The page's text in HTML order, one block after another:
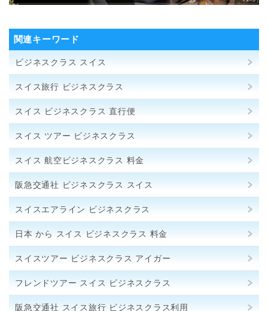
関連キーワード
ビジネスクラス スイス
スイス旅行 ビジネスクラス
スイス ビジネスクラス 直行便
スイス ツアー ビジネスクラス
スイス 航空ビジネスクラス 料金
阪急交通社 ビジネスクラス スイス
スイスエアライン ビジネスクラス
日本 から スイス ビジネスクラス 料金
スイスツアー ビジネスクラス アイガー
フレンドツアー スイス ビジネスクラス
阪急交通社 スイス旅行 ビジネスクラス利用